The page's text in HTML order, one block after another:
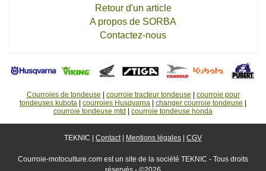
Retour d'un article
A propos de SORBA
Contactez-nous
Courroies de tondeuse | courroie tracteur tondeuse | courroie pour
tondeuses kubota | courroies Husqvarna | changer courroie tondeuse |
courroie tondeuse mtd | courroie tondeuse honda
TEKNIC | Contact | Mentions légales | CGV
Courroie-motoculture.com est un site de la société TEKNIC - Tous droits